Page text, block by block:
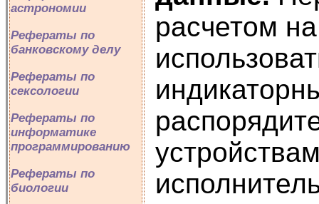
астрономии
Рефераты по
банковскому делу
Рефераты по
сексологии
Рефераты по
информатике
программированию
Рефераты по
биологии
расчетом